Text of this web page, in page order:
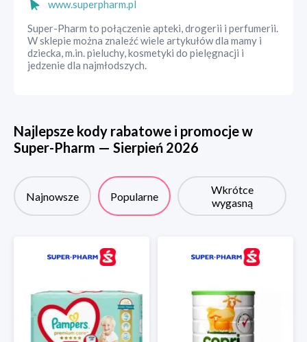
www.superpharm.pl
Super-Pharm to połączenie apteki, drogerii i perfumerii.
W sklepie można znaleźć wiele artykułów dla mamy i
dziecka, m.in. pieluchy, kosmetyki do pielęgnacji i
jedzenie dla najmłodszych.
Najlepsze kody rabatowe i promocje w
Super-Pharm — Sierpień 2026
Najnowsze Popularne
Wkrótce
wygasną